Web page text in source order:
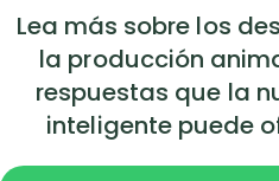
Lea más sobre los
la producción
respuestas que la
inteligente puede